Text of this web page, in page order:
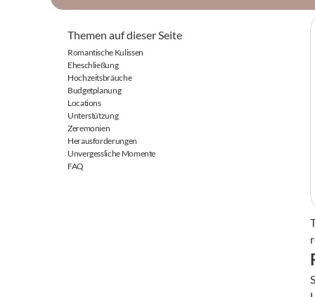
Themen auf dieser Seite
Romantische Kulissen
Eheschließung
Hochzeitsbräuche
Budgetplanung
Locations
Unterstützung
Zeremonien
Herausforderungen
Unvergessliche Momente
FAQ